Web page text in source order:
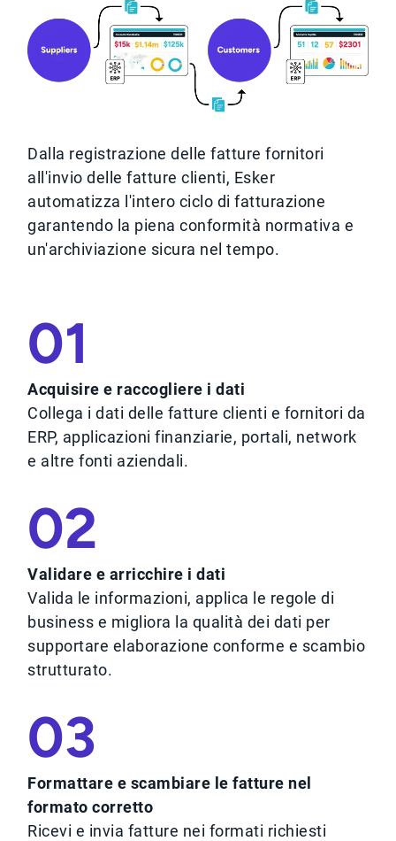
Dalla registrazione delle fatture fornitori
all'invio delle fatture clienti, Esker
automatizza l'intero ciclo di fatturazione
garantendo la piena conformità normativa e
un'archiviazione sicura nel tempo.
01
Acquisire e raccogliere i dati
Collega i dati delle fatture clienti e fornitori da
ERP, applicazioni finanziarie, portali, network
e altre fonti aziendali.
02
Validare e arricchire i dati
Valida le informazioni, applica le regole di
business e migliora la qualità dei dati per
supportare elaborazione conforme e scambio
strutturato.
03
Formattare e scambiare le fatture nel
formato corretto
Ricevi e invia fatture nei formati richiesti